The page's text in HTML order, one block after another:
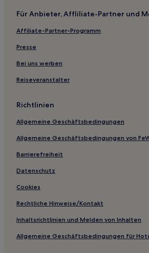
Gangcheng Hotels
Shatang Hotels
Yulin Hotels
Hotels nahe Yulin International
Chetian Hotels
Mengshan Hotels
Gasthäuser in Yangshuo
Hostels in Yangshuo
Für Anbieter, Affliliate-Partner und
Affiliate-Partner-Programm
Presse
Bei uns werben
Reiseveranstalter
Richtlinien
Allgemeine Geschäftsbedingungen
Allgemeine Geschäftsbedingungen von
Barrierefreiheit
Datenschutz
Cookies
Rechtliche Hinweise/Kontakt
Inhaltsrichtlinien und Melden von Inhalten
Allgemeine Geschäftsbedingungen für